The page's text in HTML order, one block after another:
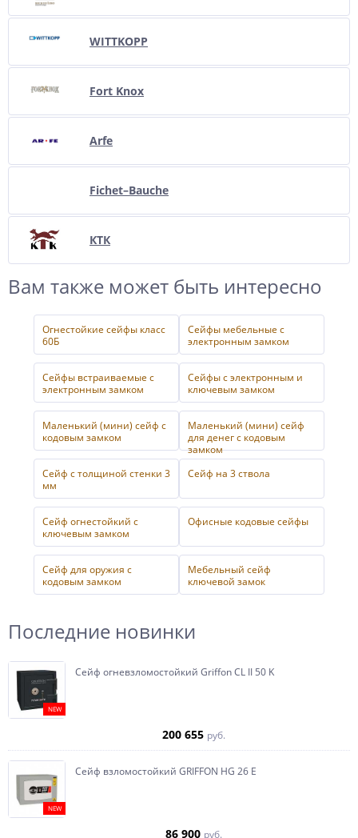
WITTKOPP
Fort Knox
Arfe
Fichet–Bauche
КТК
Вам также может быть интересно
Огнестойкие сейфы класс
60Б
Сейфы мебельные с
электронным замком
Сейфы встраиваемые с
электронным замком
Сейфы с электронным и
ключевым замком
Маленький (мини) сейф с
кодовым замком
Маленький (мини) сейф
для денег с кодовым
замком
Сейф с толщиной стенки 3
мм
Сейф на 3 ствола
Сейф огнестойкий с
ключевым замком
Офисные кодовые сейфы
Сейф для оружия с
кодовым замком
Мебельный сейф
ключевой замок
Последние новинки
NEW
Сейф огневзломостойкий Griffon CL II 50 K
200 655 руб.
NEW
Сейф взломостойкий GRIFFON HG 26 E
86 900 руб.